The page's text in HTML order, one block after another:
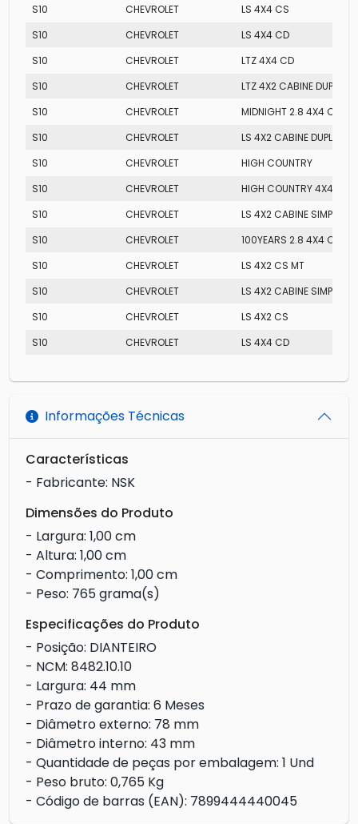
S10 CHEVROLET
LS 4X4 CS
S10
CHEVROLET
LS 4X4 CD
S10
CHEVROLET
LTZ 4X4 CD
S10
CHEVROLET
LTZ 4X2 CABINE DUPLA
S10
CHEVROLET
MIDNIGHT 2.8 4X4 CD AT
S10
CHEVROLET
LS 4X2 CABINE DUPLA
S10
CHEVROLET
HIGH COUNTRY
S10
CHEVROLET
HIGH COUNTRY 4X4 CD
S10
CHEVROLET
LS 4X2 CABINE SIMPLES
S10
CHEVROLET
100YEARS 2.8 4X4 CD AT
S10
CHEVROLET
LS 4X2 CS MT
S10
CHEVROLET
LS 4X2 CABINE SIMPLES
S10
CHEVROLET
LS 4X2 CS
S10
CHEVROLET LS 4X4 CD
Informações Técnicas
Características
- Fabricante: NSK
Dimensões do Produto
- Largura: 1,00 cm
- Altura: 1,00 cm
- Comprimento: 1,00 cm
- Peso: 765 grama(s)
Especificações do Produto
- Posição: DIANTEIRO
- NCM: 8482.10.10
- Largura: 44 mm
- Prazo de garantia: 6 Meses
- Diâmetro externo: 78 mm
- Diâmetro interno: 43 mm
- Quantidade de peças por embalagem: 1 Und
- Peso bruto: 0,765 Kg
- Código de barras (EAN): 7899444440045